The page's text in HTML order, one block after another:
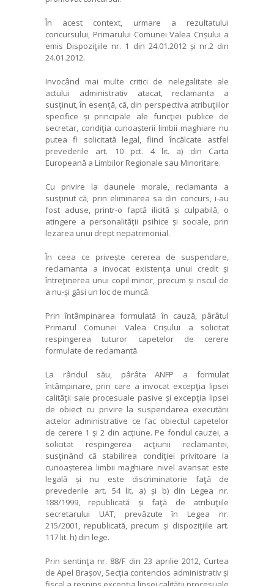
În acest context, urmare a rezultatului
concursului, Primarului Comunei Valea Crișului a
emis Dispoziţiile nr. 1 din 24.01.2012 și nr.2 din
24.01.2012.
Invocând mai multe critici de nelegalitate ale
actului administrativ atacat, reclamanta a
susţinut, în esenţă, că, din perspectiva atribuţiilor
specifice și principale ale funcţiei publice de
secretar, condiţia cunoașterii limbii maghiare nu
putea fi solicitată legal, fiind încălcate astfel
prevederile art. 10 pct. 4 lit. a) din Carta
Europeană a Limbilor Regionale sau Minoritare.
Cu privire la daunele morale, reclamanta a
susţinut că, prin eliminarea sa din concurs, i-au
fost aduse, printr-o faptă ilicită și culpabilă, o
atingere a personalităţii psihice și sociale, prin
lezarea unui drept nepatrimonial.
În ceea ce privește cererea de suspendare,
reclamanta a invocat existenţa unui credit și
întreţinerea unui copil minor, precum și riscul de
a nu-și găsi un loc de muncă.
Prin întâmpinarea formulată în cauză, pârâtul
Primarul Comunei Valea Crișului a solicitat
respingerea tuturor capetelor de cerere
formulate de reclamantă.
La rândul său, pârâta ANFP a formulat
întâmpinare, prin care a invocat excepţia lipsei
calităţii sale procesuale pasive și excepţia lipsei
de obiect cu privire la suspendarea executării
actelor administrative ce fac obiectul capetelor
de cerere 1 și 2 din acţiune. Pe fondul cauzei, a
solicitat respingerea acţiunii reclamantei,
susţinând că stabilirea condiţiei privitoare la
cunoașterea limbii maghiare nivel avansat este
legală și nu este discriminatorie faţă de
prevederile art. 54 lit. a) și b) din Legea nr.
188/1999, republicată și faţă de atribuţiile
secretarului UAT, prevăzute în Legea nr.
215/2001, republicată, precum și dispoziţiile art.
117 lit. h) din lege.
Prin sentinţa nr. 88/F din 23 aprilie 2012, Curtea
de Apel Brașov, Secţia contencios administrativ și